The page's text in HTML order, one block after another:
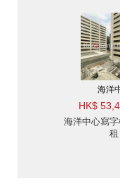
海洋
HK$
海洋中心寫
租